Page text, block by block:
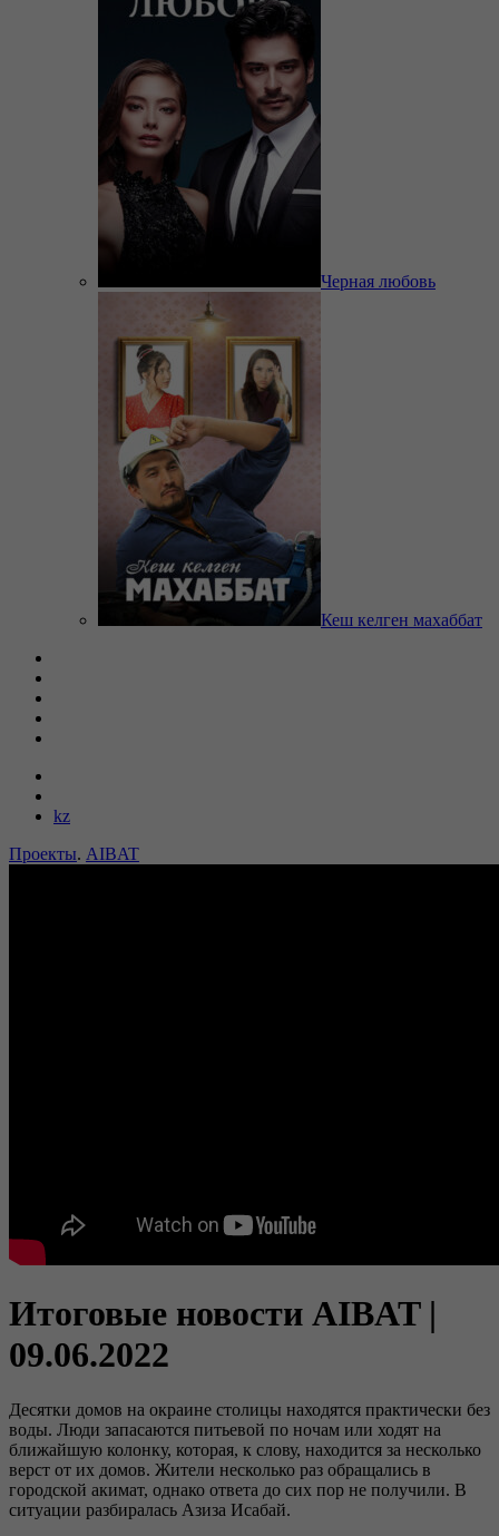
Черная любовь
Кеш келген махаббат
kz
Проекты. AIBAT
Итоговые новости AIBAT |
09.06.2022
Десятки домов на окраине столицы находятся практически без
воды. Люди запасаются питьевой по ночам или ходят на
ближайшую колонку, которая, к слову, находится за несколько
верст от их домов. Жители несколько раз обращались в
городской акимат, однако ответа до сих пор не получили. В
ситуации разбиралась Азиза Исабай.